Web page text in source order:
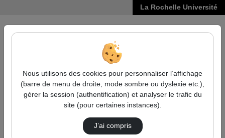
La Rochelle Université
VIDÉOS
Accueil
Vidéos
Méthode de volumes finis pour la mécanique d…
Nous utilisons des cookies pour personnaliser l’affichage
(barre de menu de droite, mode sombre ou dyslexie etc.),
gérer la session (authentification) et analyser le trafic du
site (pour certaines instances).
J’ai compris